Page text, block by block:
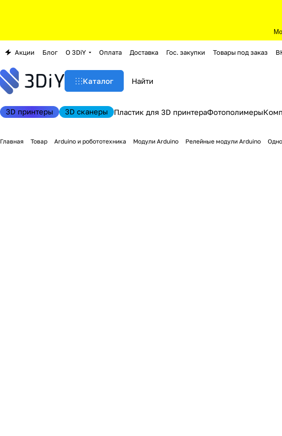
Акции Блог О 3DiY Оплата Доставка Гос. закупки Товары под заказ
Каталог
3D принтеры 3D сканеры Пластик для 3D принтераФотополимеры
Главная Товар Arduino и робототехника Модули Arduino Релейные модули Arduino